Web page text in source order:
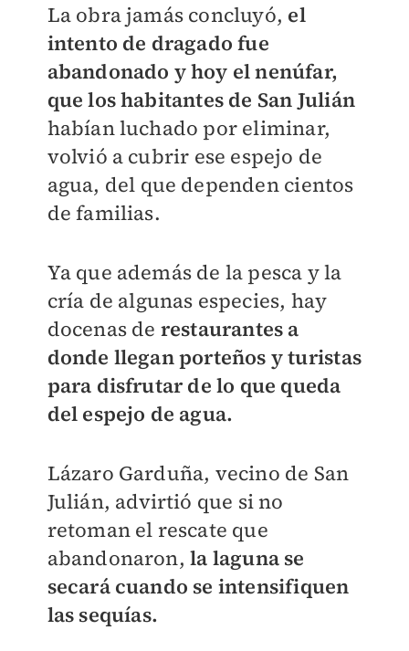
La obra jamás concluyó, el
intento de dragado fue
abandonado y hoy el nenúfar,
que los habitantes de San Julián
habían luchado por eliminar,
volvió a cubrir ese espejo de
agua, del que dependen cientos
de familias.
Ya que además de la pesca y la
cría de algunas especies, hay
docenas de restaurantes a
donde llegan porteños y turistas
para disfrutar de lo que queda
del espejo de agua.
Lázaro Garduña, vecino de San
Julián, advirtió que si no
retoman el rescate que
abandonaron,la laguna se
secará cuando se intensifiquen
las sequías.